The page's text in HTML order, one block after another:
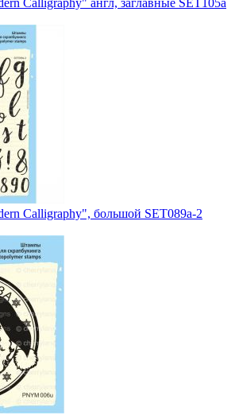
Calligraphy", большой SET089a-2